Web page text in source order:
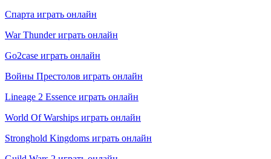
Спарта играть онлайн
War Thunder играть онлайн
Go2case играть онлайн
Войны Престолов играть онлайн
Lineage 2 Essence играть онлайн
World Of Warships играть онлайн
Stronghold Kingdoms играть онлайн